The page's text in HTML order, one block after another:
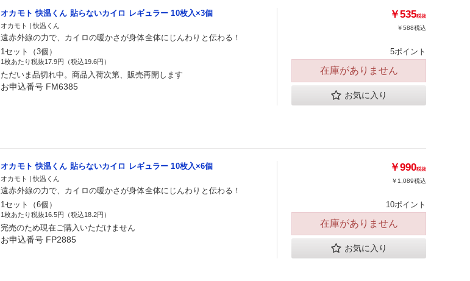
オカモト 快温くん 貼らないカイロ レギュラー 10枚入×3個
オカモト | 快温くん
遠赤外線の力で、カイロの暖かさが身体全体にじんわりと伝わる！
1セット（3個）
1枚あたり税抜17.9円（税込19.6円）
ただいま品切れ中。商品入荷次第、販売再開します
お申込番号 FM6385
￥535税抜
￥588税込
5ポイント
在庫がありません
お気に入り
オカモト 快温くん 貼らないカイロ レギュラー 10枚入×6個
オカモト | 快温くん
遠赤外線の力で、カイロの暖かさが身体全体にじんわりと伝わる！
1セット（6個）
1枚あたり税抜16.5円（税込18.2円）
完売のため現在ご購入いただけません
お申込番号 FP2885
￥990税抜
￥1,089税込
10ポイント
在庫がありません
お気に入り